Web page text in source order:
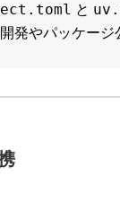
と
発やパッケージ